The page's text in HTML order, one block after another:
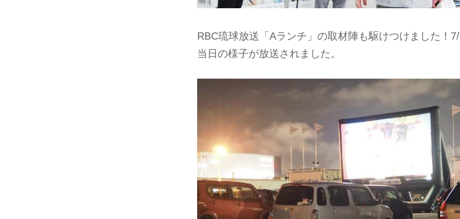
RBC琉球放送「Aランチ」の取材陣も駆けつけました！
当日の様子が放送されました。